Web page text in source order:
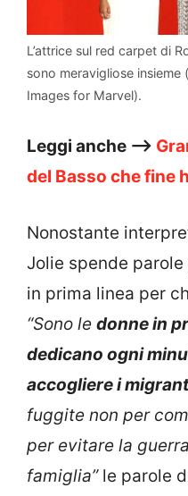
L’attrice sul red carpet di
sono meravigliose
Images for Marvel).
Leggi anche –>
del Basso che fine
Nonostante
Jolie spende
in prima linea per
“Sono le donne in
dedicano ogni
accogliere i
fuggite non per
per evitare la
famiglia”le parole